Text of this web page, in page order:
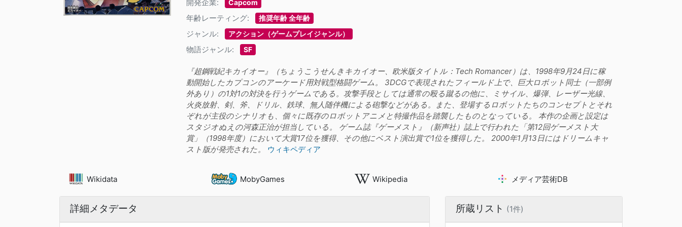
開発企業: Capcom
年齢レーティング: 推奨年齢 全年齢
ジャンル: アクション（ゲームプレイジャンル）
物語ジャンル: SF
『超鋼戦紀キカイオー』（ちょうこうせんきキカイオー、欧米版タイトル：Tech Romancer）は、1998年9月24日に稼
動開始したカプコンのアーケード用対戦型格闘ゲーム。 3DCGで表現されたフィールド上で、巨大ロボット同士（一部例
外あり）の1対1の対決を行うゲームである。攻撃手段としては通常の殴る蹴るの他に、ミサイル、爆弾、レーザー光線、
火炎放射、剣、斧、ドリル、鉄球、無人随伴機による砲撃などがある。また、登場するロボットたちのコンセプトとそれ
ぞれが主役のシナリオも、個々に既存のロボットアニメと特撮作品を踏襲したものとなっている。 本作の企画と設定は
スタジオぬえの河森正治が担当している。 ゲーム誌『ゲーメスト』（新声社）誌上で行われた「第12回ゲーメスト大
賞」（1998年度）において大賞17位を獲得、その他にベスト演出賞で1位を獲得した。 2000年1月13日にはドリームキャ
スト版が発売された。
ウィキペディア
Wikidata MobyGames Wikipedia メディア芸術DB
詳細メタデータ 所蔵リスト (1件)